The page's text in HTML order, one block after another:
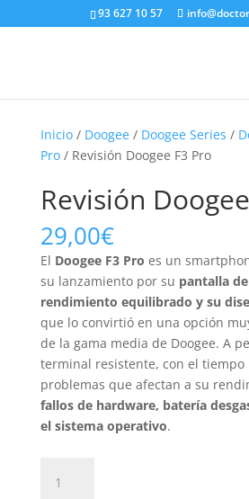
93 627 10 57
Inicio/ Doogee/ Doogee Series /
Pro/ Revisión Doogee F3 Pro
Revisión
29,00€
El Doogee F3 Pro es un
su lanzamiento por su pantalla
rendimiento equilibrado y su
que lo convirtió en una opción
de la gama media de Doogee. A
terminal resistente, con el tiempo
problemas que afectan a su
fallos de hardware, batería
el sistema operativo.
Doogee